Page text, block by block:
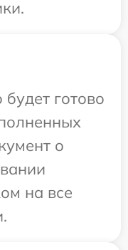
будет готово
о
на все